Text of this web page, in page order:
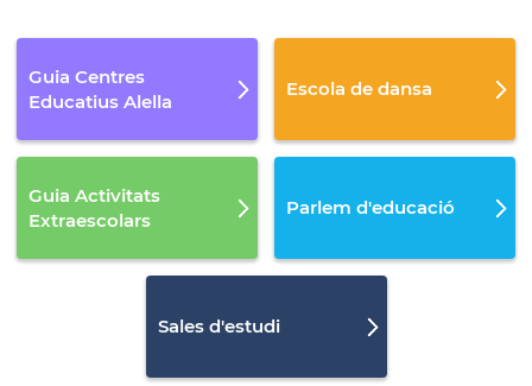
Guia Centres
Educatius Alella
Escola de dansa
Guia Activitats
Extraescolars
Parlem d'educació
Sales d'estudi